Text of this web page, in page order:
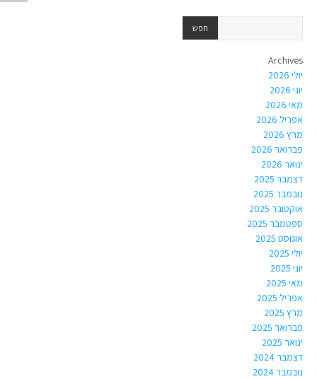
Archives
יולי 2026
יוני 2026
מאי 2026
אפריל 2026
מרץ 2026
פברואר 2026
ינואר 2026
דצמבר 2025
נובמבר 2025
אוקטובר 2025
ספטמבר 2025
אוגוסט 2025
יולי 2025
יוני 2025
מאי 2025
אפריל 2025
מרץ 2025
פברואר 2025
ינואר 2025
דצמבר 2024
נובמבר 2024